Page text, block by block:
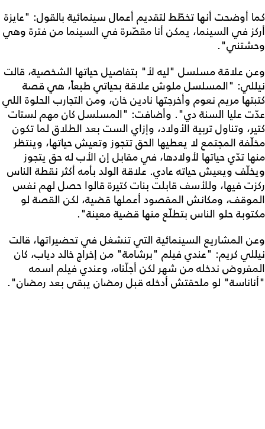
كما أوضحت أنها تخطّط لتقديم أعمال سينمائية بالقول: "عايزة
أركز في السينما، يمكن أنا مقصّرة في السينما من فترة وهي
وحشتني".
وعن علاقة مسلسل "ليه لأ" بتفاصيل حياتها الشخصية، قالت
نيللي: "المسلسل ملوش علاقة بحياتي طبعاً، هي قصة
كتبتها مريم نعوم وأخرجتها نادين خان، ومن التجارب الحلوة اللي
عدّت عليا السنة دي". وأضافت: "المسلسل كان مهم لستات
كتير، وتناول تربية الأولاد، وإزاي الست بعد الطلاق لما تكون
مخلّفة المجتمع لا يعطيها الحق تتجوز وتعيش حياتها، وينتظر
منها تدّي حياتها لأولادها، في مقابل إن الأب له حق يتجوز
ويخلّف ويعيش حياته عادي. علاقة الولد بأمه أكثر نقطة الناس
ركزت فيها، وللأسف قابلت بنات كتيرة قالوا حصل لهم نفس
الموقف، ومكانش المقصود أعملها قضية، لكن القصة لو
مكتوبة حلو الناس بتطلّع منها قضية معينة".
وعن المشاريع السينمائية التي تنشغل في تحضيراتها، قالت
نيللي كريم: "عندي فيلم "برشامة" من إخراج خالد دياب، كان
المفروض ندخله من شهر لكن أجلّناه، وعندي فيلم اسمه
"أناناسة" لو ملحقتش أدخله قبل رمضان يبقى بعد رمضان".